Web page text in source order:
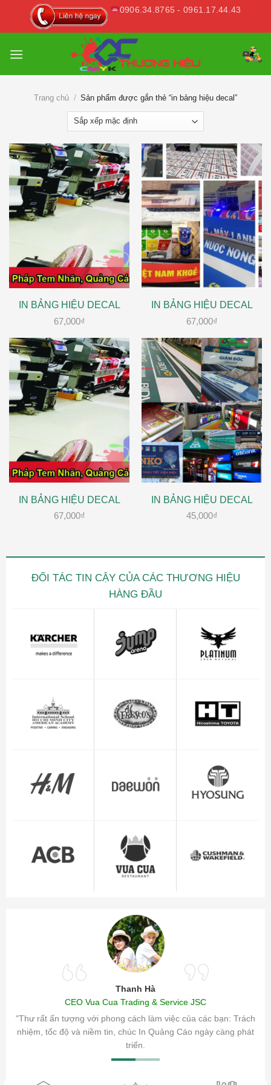
0906.34.8765 - 0961.17.44.43
Trang chủ / Sản phẩm được gắn thẻ “in bảng hiệu decal”
IN BẢNG HIỆU DECAL
67,000₫
IN BẢNG HIỆU DECAL
67,000₫
IN BẢNG HIỆU DECAL
67,000₫
IN BẢNG HIỆU DECAL
45,000₫
ĐỐI TÁC TIN CẬY CỦA CÁC THƯƠNG HIỆU
HÀNG ĐẦU
Thanh Hà
CEO Vua Cua Trading & Service JSC
"Thư rất ấn tượng với phong cách làm việc của các bạn: Trách
nhiệm, tốc độ và niềm tin, chúc In Quảng Cáo ngày càng phát
triển.
sóc